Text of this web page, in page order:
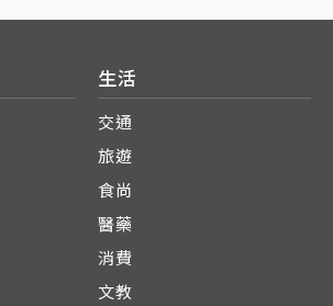
生活
交通
旅遊
食尚
醫藥
消費
文教